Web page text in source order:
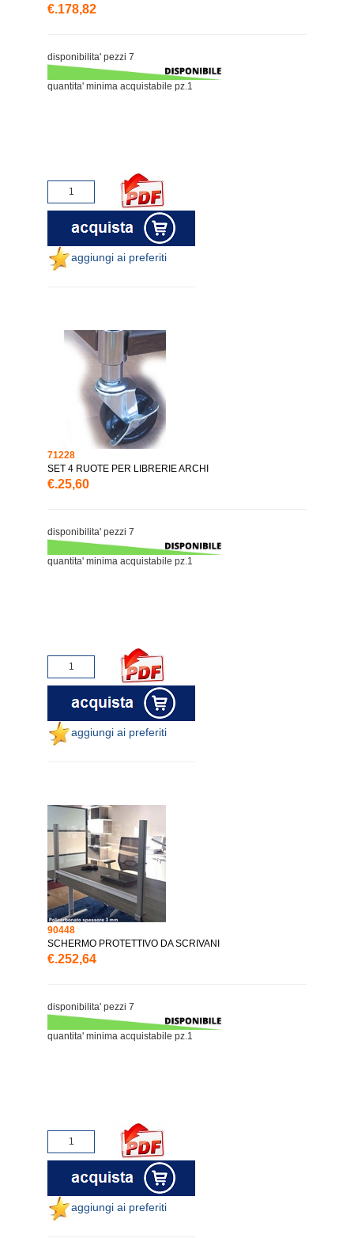
€.178,82
disponibilita' pezzi 7
quantita' minima acquistabile pz.1
aggiungi ai preferiti
71228
SET 4 RUOTE PER LIBRERIE ARCHI
€.25,60
disponibilita' pezzi 7
quantita' minima acquistabile pz.1
aggiungi ai preferiti
90448
SCHERMO PROTETTIVO DA SCRIVANI
€.252,64
disponibilita' pezzi 7
quantita' minima acquistabile pz.1
aggiungi ai preferiti